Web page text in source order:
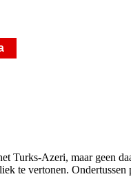
Turks-Azeri, maar geen
te vertonen.